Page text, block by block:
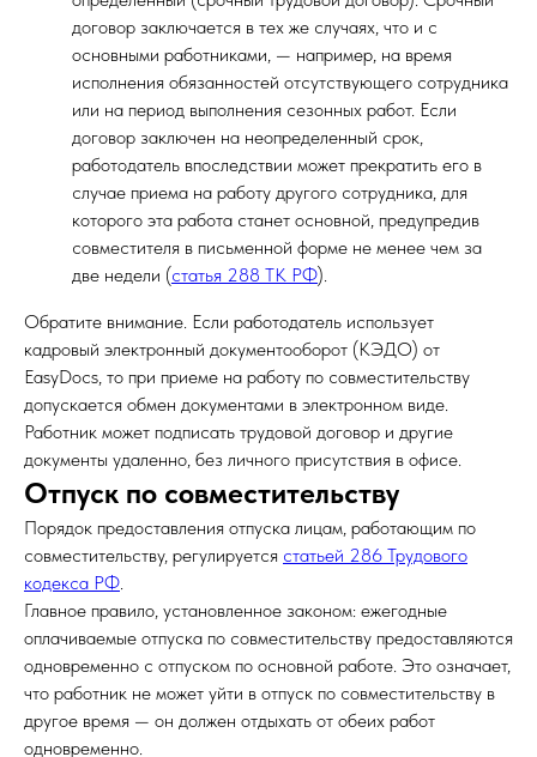
договор заключается в тех же случаях, что и с
основными работниками, — например, на время
исполнения обязанностей отсутствующего сотрудника
или на период выполнения сезонных работ. Если
договор заключен на неопределенный срок,
работодатель впоследствии может прекратить его в
случае приема на работу другого сотрудника, для
которого эта работа станет основной, предупредив
совместителя в письменной форме не менее чем за
две недели (статья 288 ТК РФ).
Обратите внимание. Если работодатель использует
кадровый электронный документооборот (КЭДО) от
EasyDocs, то при приеме на работу по совместительству
допускается обмен документами в электронном виде.
Работник может подписать трудовой договор и другие
документы удаленно, без личного присутствия в офисе.
Отпуск по совместительству
Порядок предоставления отпуска лицам, работающим по
совместительству, регулируется статьей 286 Трудового
кодекса РФ.
Главное правило, установленное законом: ежегодные
оплачиваемые отпуска по совместительству предоставляются
одновременно с отпуском по основной работе. Это означает,
что работник не может уйти в отпуск по совместительству в
другое время — он должен отдыхать от обеих работ
одновременно.